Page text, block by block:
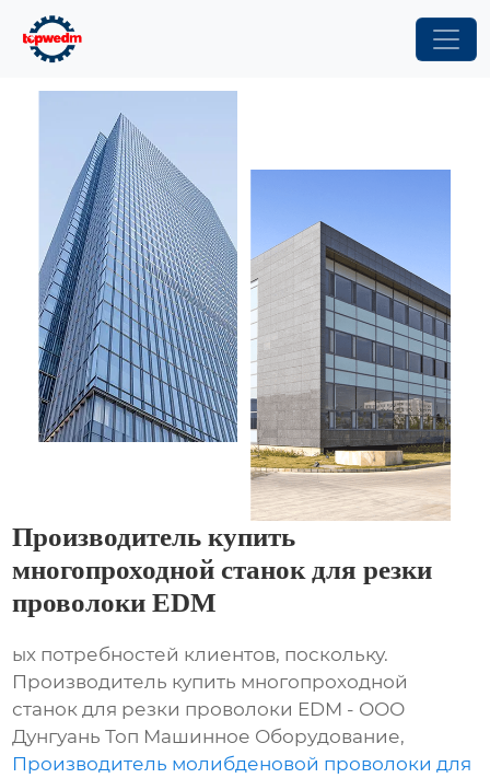
Производитель купить
многопроходной станок для резки
проволоки EDM
ых потребностей клиентов, поскольку.
Производитель купить многопроходной
станок для резки проволоки EDM - ООО
Дунгуань Топ Машинное Оборудование,
Производитель молибденовой проволоки для